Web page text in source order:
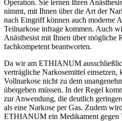
Operation. Sie lernen Ihren
nimmt, mit Ihnen über die Art der
nach Eingriff können auch moderne
Teilnarkose infrage kommen. Auch
Anästhesist mit Ihnen über mögliche
fachkompetent beantworten.
Da wir am ETHIANUM
verträgliche Narkosemittel einsetzen,
Vollnarkose nicht zu dem
übergeben müssen. In der Regel
zur Anwendung, die deutlich
als eine Narkose per Gas. Zudem
ETHIANUM ein Medikament gegen